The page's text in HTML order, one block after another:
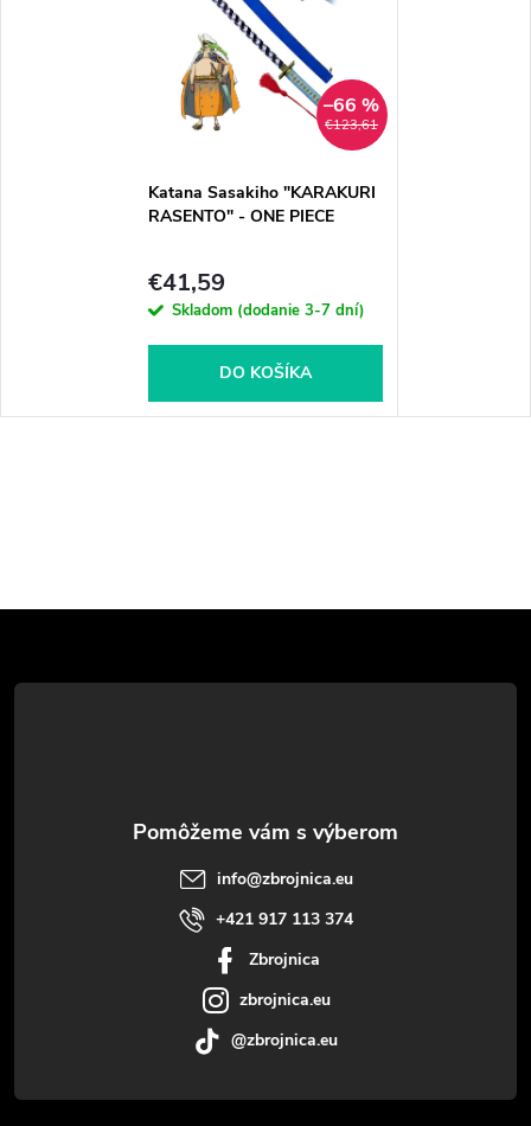
€123,61
–66 %
Katana Sasakiho "KARAKURI
RASENTO" - ONE PIECE
€41,59
Skladom (dodanie 3-7 dní)
DO KOŠÍKA
á
info@zbrojnica.eu
+421 917 113 374
Zbrojnica
zbrojnica.eu
@zbrojnica.eu